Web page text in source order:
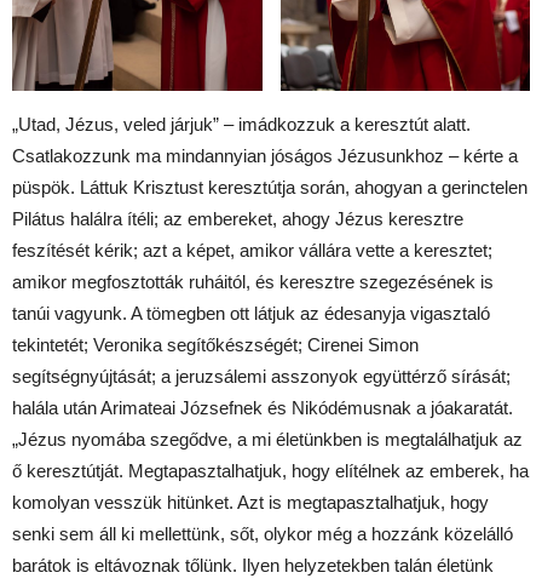
„Utad, Jézus, veled járjuk” – imádkozzuk a keresztút alatt.
Csatlakozzunk ma mindannyian jóságos Jézusunkhoz – kérte a
püspök. Láttuk Krisztust keresztútja során, ahogyan a gerinctelen
Pilátus halálra ítéli; az embereket, ahogy Jézus keresztre
feszítését kérik; azt a képet, amikor vállára vette a keresztet;
amikor megfosztották ruháitól, és keresztre szegezésének is
tanúi vagyunk. A tömegben ott látjuk az édesanyja vigasztaló
tekintetét; Veronika segítőkészségét; Cirenei Simon
segítségnyújtását; a jeruzsálemi asszonyok együttérző sírását;
halála után Arimateai Józsefnek és Nikódémusnak a jóakaratát.
„Jézus nyomába szegődve, a mi életünkben is megtalálhatjuk az
ő keresztútját. Megtapasztalhatjuk, hogy elítélnek az emberek, ha
komolyan vesszük hitünket. Azt is megtapasztalhatjuk, hogy
senki sem áll ki mellettünk, sőt, olykor még a hozzánk közelálló
barátok is eltávoznak tőlünk. Ilyen helyzetekben talán életünk